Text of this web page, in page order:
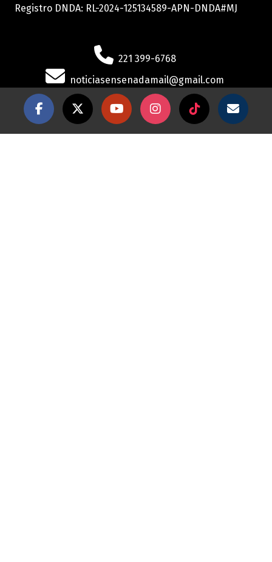
Registro DNDA: RL-2024-125134589-APN-DNDA#MJ
221 399-6768
noticiasensenadamail@gmail.com